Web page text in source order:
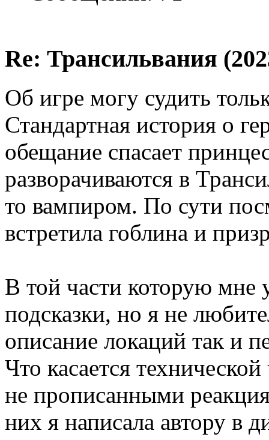
Re: Трансильвания
Об игре могу судить
Стандартная история о
обещание спасает
разворачиваются в
то вампиром. По сути
встретила гоблина и
В той части которую мне
подсказки, но я не
описание локаций так и
Что касается
не прописанными
них я написала автору в